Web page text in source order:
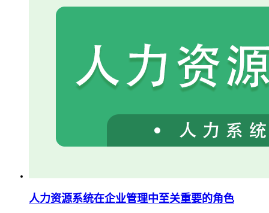
人力资源系统在企业管理中至关重要的角色